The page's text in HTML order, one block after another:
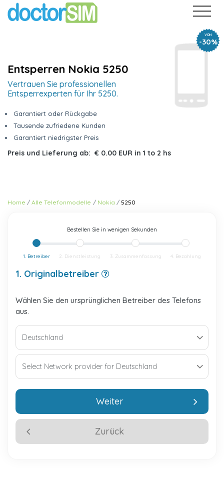
VON
-30%
Entsperren Nokia 5250
Vertrauen Sie professionellen
Entsperrexperten für Ihr 5250.
Garantiert oder Rückgabe
Tausende zufriedene Kunden
Garantiert niedrigster Preis
Preis und Lieferung ab: € 0.00 EUR in 1 to 2 hs
Home Alle Telefonmodelle Nokia 5250
Bestellen Sie in wenigen Sekunden
1. Betreiber 2. Dienstleistung 3. Zusammenfassung 4. Bezahlung
1. Originalbetreiber
Wählen Sie den ursprünglichen Betreiber des Telefons
aus.
Zurück
Weiter